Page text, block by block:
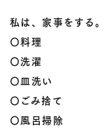
私は、家事をする。
〇料理
〇洗濯
〇皿洗い
〇ごみ捨て
〇風呂掃除